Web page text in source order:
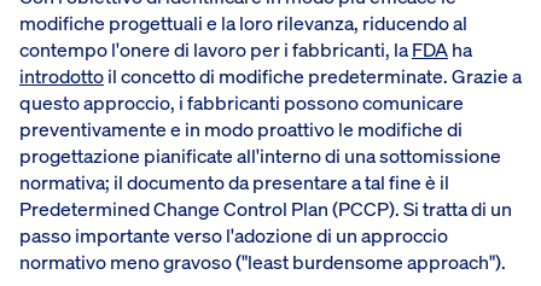
modifiche progettuali e la loro rilevanza, riducendo al
contempo l'onere di lavoro per i fabbricanti, laFDAha
introdottoil concetto di modifiche predeterminate. Grazie a
questo approccio, i fabbricanti possono comunicare
preventivamente e in modo proattivo le modifiche di
progettazione pianificate all'interno di una sottomissione
normativa; il documento da presentare a tal fine è il
Predetermined Change Control Plan (PCCP). Si tratta di un
passo importante verso l'adozione di un approccio
normativo meno gravoso ("least burdensome approach").